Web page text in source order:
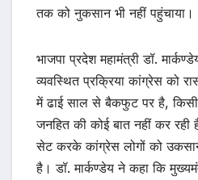
तक को नुकसान भी नहीं पहुंचाया।
भाजपा प्रदेश महामंत्री डॉ.
व्यवस्थित प्रक्रिया कांग्रेस को
में ढाई साल से बैकफुट पर है, किसी
जनहित की कोई बात नहीं कर
सेट करके कांग्रेस लोगों को
है। डॉ. मार्कण्डेय ने कहा कि